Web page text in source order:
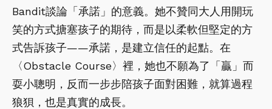
Bandit談論「承諾」的意義。她不贊同大人用開玩
笑的方式搪塞孩子的期待，而是以柔軟但堅定的方
式告訴孩子——承諾，是建立信任的起點。在
〈Obstacle Course〉裡，她也不願為了「贏」而
耍小聰明，反而一步步陪孩子面對困難，就算過程
狼狽，也是真實的成長。